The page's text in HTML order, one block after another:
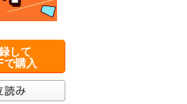
して
で購入